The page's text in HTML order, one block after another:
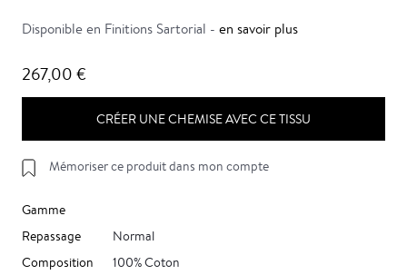
Disponible en Finitions Sartorial - en savoir plus
267,00 €
CRÉER UNE CHEMISE AVEC CE TISSU
Mémoriser ce produit dans mon compte
Gamme
Repassage
Normal
Composition
100% Coton